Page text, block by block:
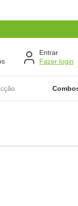
Entrar